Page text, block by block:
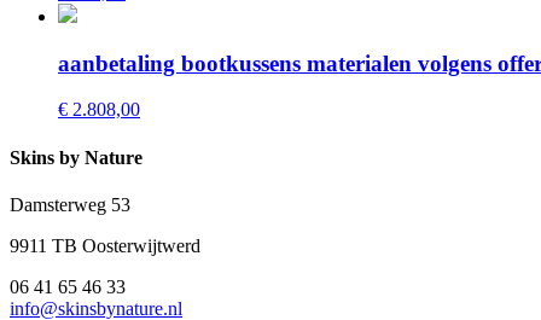
aanbetaling bootkussens materialen volgens
€ 2.808,00
Skins by Nature
Damsterweg 53
9911 TB Oosterwijtwerd
06 41 65 46 33
info@skinsbynature.nl